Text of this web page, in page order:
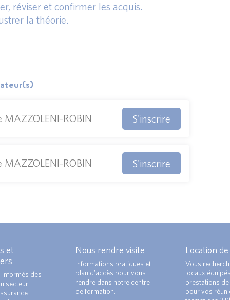
réviser et confirmer les acquis.
la théorie.
MAZZOLENI-ROBIN S'inscrire
MAZZOLENI-ROBIN S'inscrire
et
informés des
secteur
–
Nous rendre visite
Informations pratiques et
plan d’accès pour vous
rendre dans notre centre
de formation.
Location
Vous
locaux
prestations
pour vos